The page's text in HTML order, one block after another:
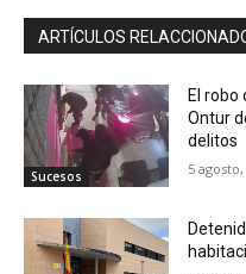
ARTÍCULOS
Sucesos
El robo
Ontur
delitos
5